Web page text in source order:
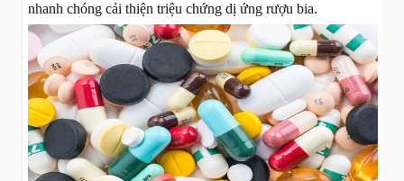
nhanh chóng cải thiện triệu chứng dị ứng rượu bia.